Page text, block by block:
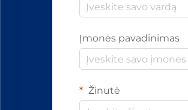
Įmonės pavadinimas
Žinutė